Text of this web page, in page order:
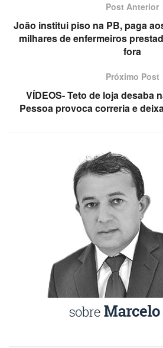
Post Anterior
João institui piso na PB, paga
milhares de enfermeiros
fora
Próximo Post
VÍDEOS- Teto de loja desaba
Pessoa provoca correria e